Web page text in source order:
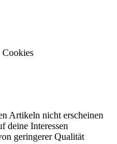
Cookies
Artikeln nicht erscheinen
deine Interessen
geringerer Qualität